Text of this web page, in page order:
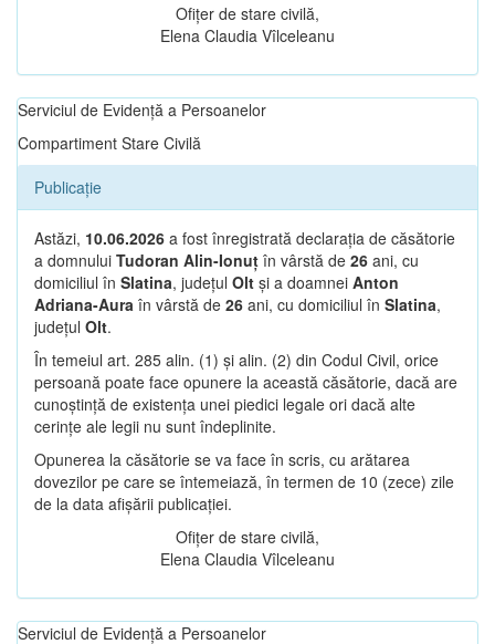
Ofițer de stare civilă,
Elena Claudia Vîlceleanu
Serviciul de Evidență a Persoanelor
Compartiment Stare Civilă
Publicație
Astăzi, 10.06.2026 a fost înregistrată declarația de căsătorie
a domnului Tudoran Alin-Ionuț în vârstă de 26 ani, cu
domiciliul în Slatina, județul Olt și a doamnei Anton
Adriana-Aura în vârstă de 26 ani, cu domiciliul în Slatina,
județul Olt.
În temeiul art. 285 alin. (1) și alin. (2) din Codul Civil, orice
persoană poate face opunere la această căsătorie, dacă are
cunoștință de existența unei piedici legale ori dacă alte
cerințe ale legii nu sunt îndeplinite.
Opunerea la căsătorie se va face în scris, cu arătarea
dovezilor pe care se întemeiază, în termen de 10 (zece) zile
de la data afișării publicației.
Ofițer de stare civilă,
Elena Claudia Vîlceleanu
Serviciul de Evidență a Persoanelor